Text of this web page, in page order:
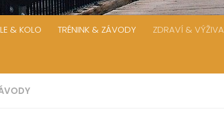
& KOLO TRÉNINK & ZÁVODY ZDRAVÍ & VÝŽIVA